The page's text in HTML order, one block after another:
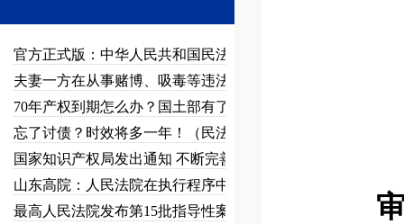
官方正式版：中华人民共和国民法总…
夫妻一方在从事赌博、吸毒等违法犯…
70年产权到期怎么办？国土部有了…
忘了讨债？时效将多一年！（民法草…
国家知识产权局发出通知 不断完善…
山东高院：人民法院在执行程序中可…
最高人民法院发布第15批指导性案…